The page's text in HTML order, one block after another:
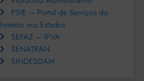
PSIE – Portal de Serviços do
Inmetro nos Estados
SEFAZ – IPVA
SENATRAN
SINDESDAM